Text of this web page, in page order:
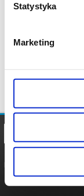
Statystyka
Marketing